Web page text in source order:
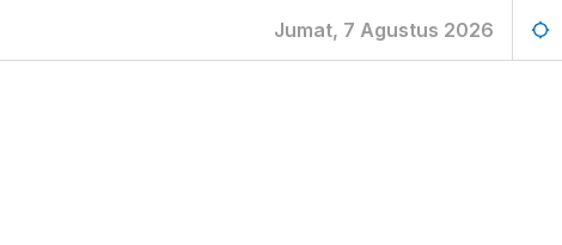
Jumat, 7 Agustus 2026